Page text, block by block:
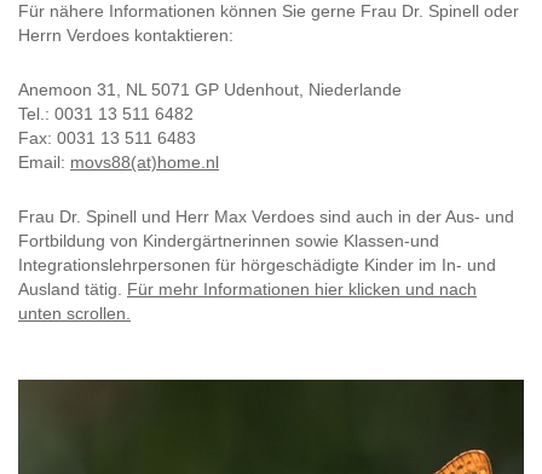
Für nähere Informationen können Sie gerne Frau Dr. Spinell oder
Herrn Verdoes kontaktieren:
Anemoon 31, NL 5071 GP Udenhout, Niederlande
Tel.: 0031 13 511 6482
Fax: 0031 13 511 6483
Email: movs88(at)home.nl
Frau Dr. Spinell und Herr Max Verdoes sind auch in der Aus- und
Fortbildung von Kindergärtnerinnen sowie Klassen-und
Integrationslehrpersonen für hörgeschädigte Kinder im In- und
Ausland tätig. Für mehr Informationen hier klicken und nach
unten scrollen.